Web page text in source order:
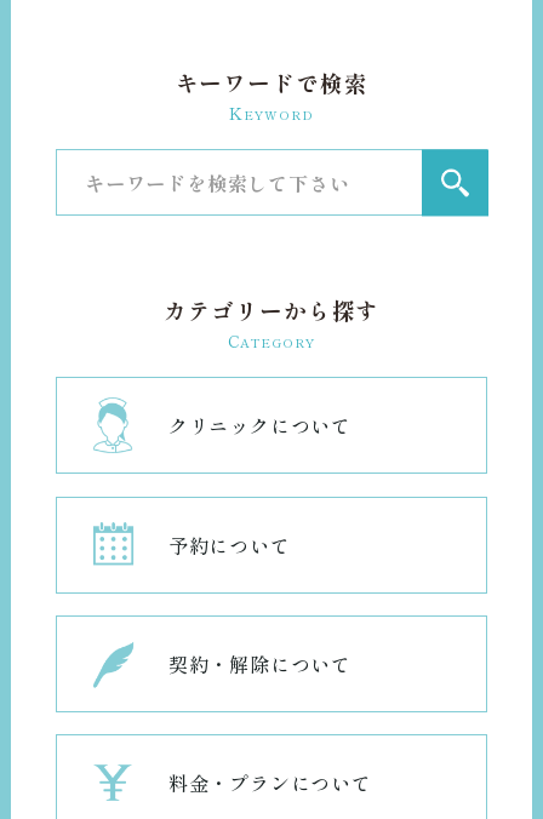
キーワードで検索
KEYWORD
カテゴリーから探す
CATEGORY
クリニックについて
予約について
契約・解除について
料金・プランについて